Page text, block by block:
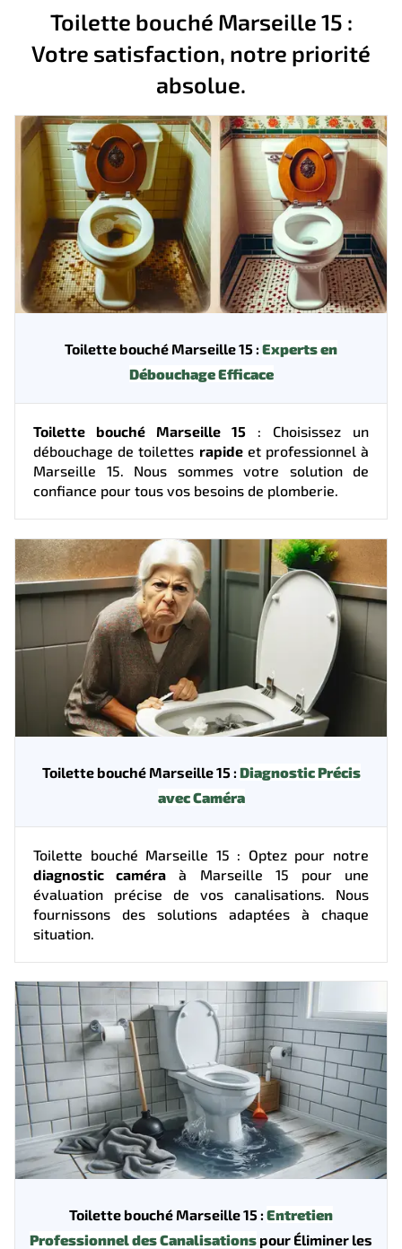
Toilette bouché Marseille 15 :
Votre satisfaction, notre priorité
absolue.
Toilette bouché Marseille 15 : Experts en
Débouchage Efficace
Toilette bouché Marseille 15 : Choisissez un
débouchage de toilettes rapideet professionnel à
Marseille 15. Nous sommes votre solution de
confiance pour tous vos besoins de plomberie.
Toilette bouché Marseille 15 : Diagnostic Précis
avec Caméra
Toilette bouché Marseille 15 : Optez pour notre
diagnostic caméra à Marseille 15 pour une
évaluation précise de vos canalisations. Nous
fournissons des solutions adaptées à chaque
situation.
Toilette bouché Marseille 15 : Entretien
Professionnel des Canalisations pour Éliminer les